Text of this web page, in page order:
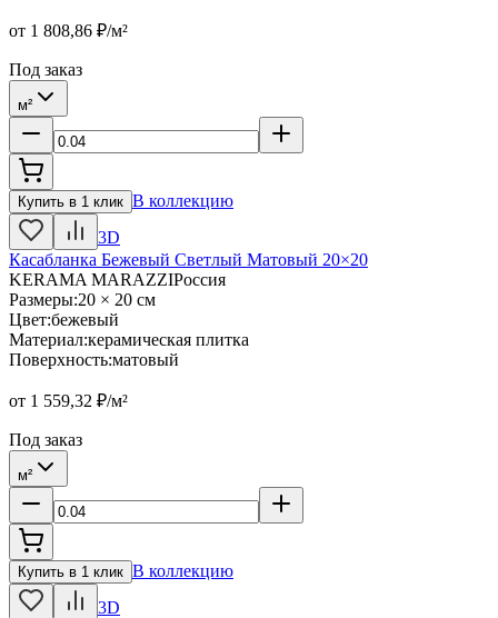
от 1 808,86 ₽/м²
Под заказ
м²
Купить в 1 клик В коллекцию
3D
Касабланка Бежевый Светлый Матовый 20×20
KERAMA MARAZZIРоссия
Размеры:20 × 20 см
Цвет:бежевый
Материал:керамическая плитка
Поверхность:матовый
от 1 559,32 ₽/м²
Под заказ
м²
Купить в 1 клик В коллекцию
3D